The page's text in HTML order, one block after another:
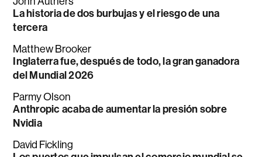
La historia de dos burbujas y el riesgo de una
tercera
Matthew Brooker
Inglaterra fue, después de todo, la gran ganadora
del Mundial 2026
Parmy Olson
Anthropic acaba de aumentar la presión sobre
Nvidia
David Fickling